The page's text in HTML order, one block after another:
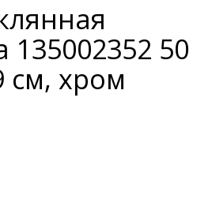
135002352 50
см, хром